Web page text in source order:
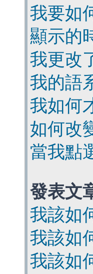
我要如
顯示的
我更改
我的語
我如何
如何改
當我點
發表文
我該如
我該如
我該如